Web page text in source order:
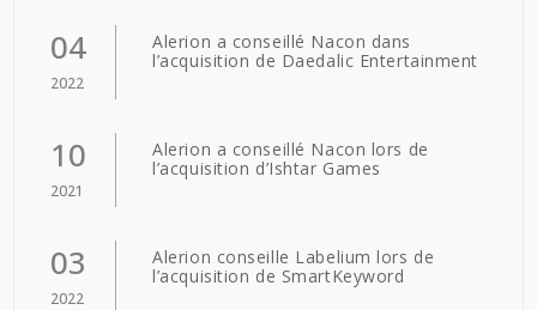
04
2022
Alerion a conseillé Nacon dans
l’acquisition de Daedalic Entertainment
10
2021
Alerion a conseillé Nacon lors de
l’acquisition d’Ishtar Games
03
2022
Alerion conseille Labelium lors de
l’acquisition de SmartKeyword